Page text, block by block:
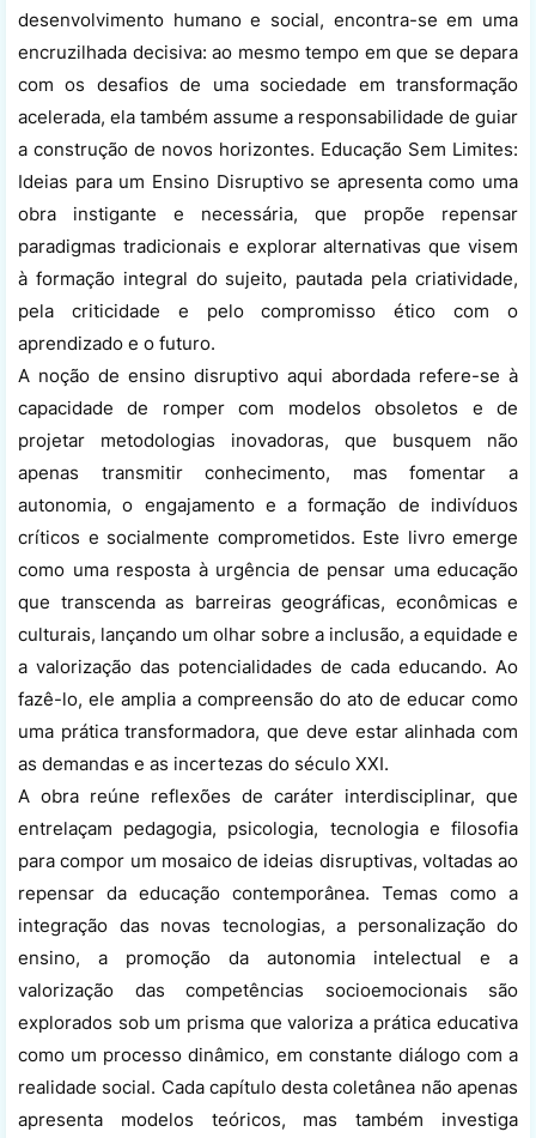
desenvolvimento humano e social, encontra-se em uma
encruzilhada decisiva: ao mesmo tempo em que se depara
com os desafios de uma sociedade em transformação
acelerada, ela também assume a responsabilidade de guiar
a construção de novos horizontes. Educação Sem Limites:
Ideias para um Ensino Disruptivo se apresenta como uma
obra instigante e necessária, que propõe repensar
paradigmas tradicionais e explorar alternativas que visem
à formação integral do sujeito, pautada pela criatividade,
pela criticidade e pelo compromisso ético com o
aprendizado e o futuro.
A noção de ensino disruptivo aqui abordada refere-se à
capacidade de romper com modelos obsoletos e de
projetar metodologias inovadoras, que busquem não
apenas transmitir conhecimento, mas fomentar a
autonomia, o engajamento e a formação de indivíduos
críticos e socialmente comprometidos. Este livro emerge
como uma resposta à urgência de pensar uma educação
que transcenda as barreiras geográficas, econômicas e
culturais, lançando um olhar sobre a inclusão, a equidade e
a valorização das potencialidades de cada educando. Ao
fazê-lo, ele amplia a compreensão do ato de educar como
uma prática transformadora, que deve estar alinhada com
as demandas e as incertezas do século XXI.
A obra reúne reflexões de caráter interdisciplinar, que
entrelaçam pedagogia, psicologia, tecnologia e filosofia
para compor um mosaico de ideias disruptivas, voltadas ao
repensar da educação contemporânea. Temas como a
integração das novas tecnologias, a personalização do
ensino, a promoção da autonomia intelectual e a
valorização das competências socioemocionais são
explorados sob um prisma que valoriza a prática educativa
como um processo dinâmico, em constante diálogo com a
realidade social. Cada capítulo desta coletânea não apenas
apresenta modelos teóricos, mas também investiga